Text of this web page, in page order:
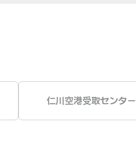
仁川空港受取センター